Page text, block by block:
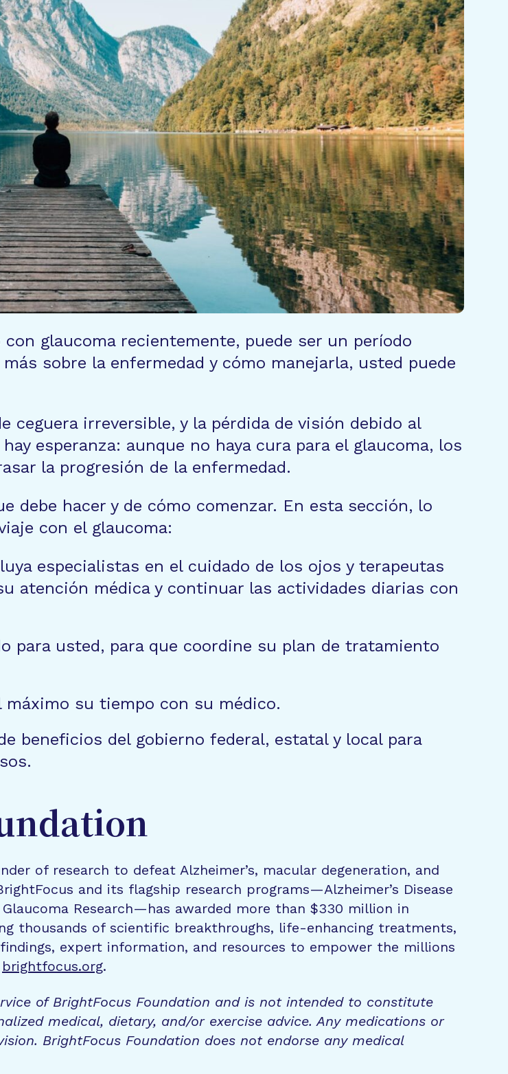
glaucoma recientemente, puede ser un período
sobre la enfermedad y cómo manejarla, usted puede
ceguera irreversible, y la pérdida de visión debido al
esperanza: aunque no haya cura para el glaucoma, los
la progresión de la enfermedad.
debe hacer y de cómo comenzar. En esta sección, lo
con el glaucoma:
especialistas en el cuidado de los ojos y terapeutas
atención médica y continuar las actividades diarias con
para usted, para que coordine su plan de tratamiento
máximo su tiempo con su médico.
beneficios del gobierno federal, estatal y local para
of research to defeat Alzheimer’s, macular degeneration, and
and its flagship research programs—Alzheimer’s Disease
Research—has awarded more than $330 million in
thousands of scientific breakthroughs, life-enhancing treatments,
expert information, and resources to empower the millions
brightfocus.org.
of BrightFocus Foundation and is not intended to constitute
medical, dietary, and/or exercise advice. Any medications or
BrightFocus Foundation does not endorse any medical